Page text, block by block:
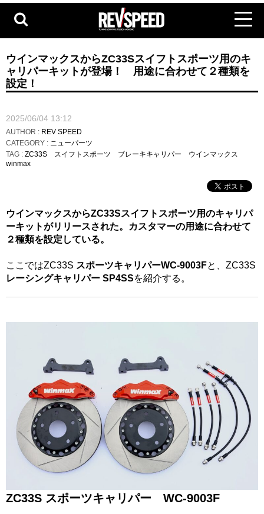
ウインマックスからZC33Sスイフトスポーツ用のキ
ャリパーキットが登場！ 用途に合わせて２種類を
設定！
2025/06/04 13:12
AUTHOR : REV SPEED
CATEGORY : ニューパーツ
TAG : ZC33S スイフトスポーツ ブレーキキャリパー
ウインマックス
winmax
ウインマックスからZC33Sスイフトスポーツ用のキャリパ
ーキットがリリースされた。カスタマーの用途に合わせて
２種類を設定している。
ここではZC33S スポーツキャリパーWC-9003Fと、ZC33S
レーシングキャリパー SP4SSを紹介する。
ZC33S スポーツキャリパー WC-9003F